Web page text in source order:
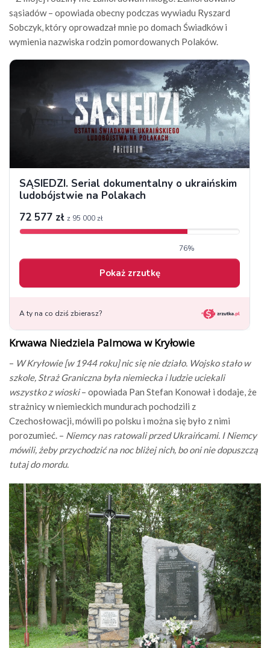
sąsiadów – opowiada obecny podczas wywiadu Ryszard
Sobczyk, który oprowadzał mnie po domach Świadków i
wymienia nazwiska rodzin pomordowanych Polaków.
Krwawa Niedziela Palmowa w Kryłowie
– W Kryłowie [w 1944 roku] nic się nie działo. Wojsko stało w
szkole, Straż Graniczna była niemiecka i ludzie uciekali
wszystko z wioski– opowiada Pan Stefan Konował i dodaje, że
strażnicy w niemieckich mundurach pochodzili z
Czechosłowacji, mówili po polsku i można się było z nimi
porozumieć. – Niemcy nas ratowali przed Ukraińcami. I Niemcy
mówili, żeby przychodzić na noc bliżej nich, bo oni nie dopuszczą
tutaj do mordu.